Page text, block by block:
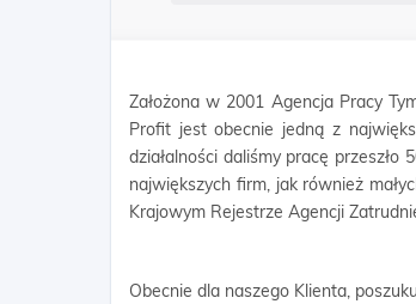
Założona w 2001 Agencja Pracy
Profit jest obecnie jedną z
działalności daliśmy pracę
największych firm, jak również
Krajowym Rejestrze Agencji
Obecnie dla naszego Klienta,